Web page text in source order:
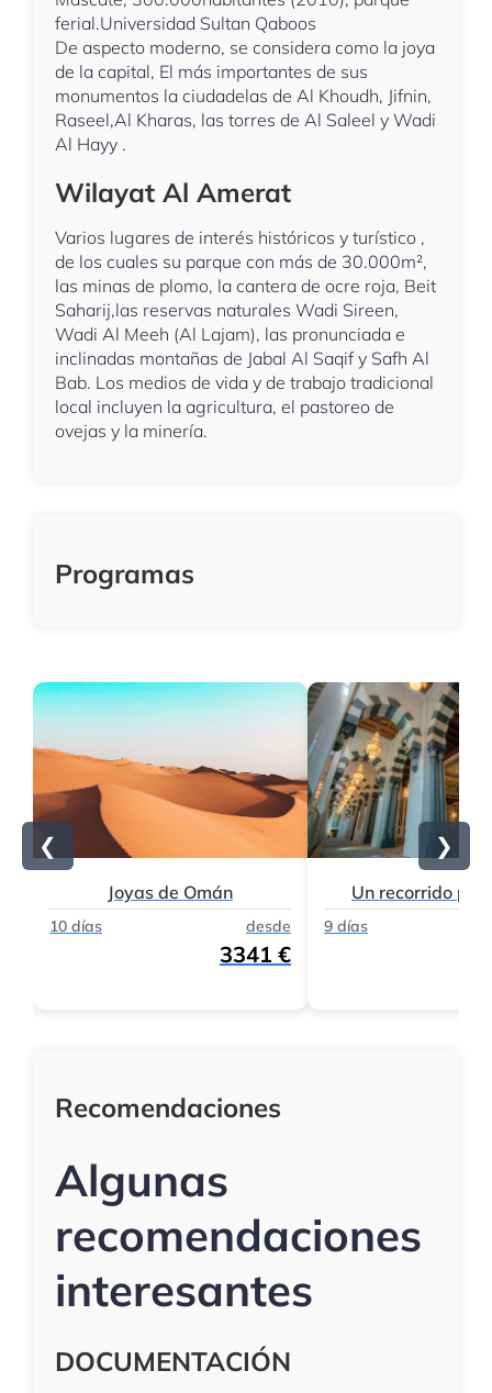
ferial.Universidad Sultan Qaboos
De aspecto moderno, se considera como la joya
de la capital, El más importantes de sus
monumentos la ciudadelas de Al Khoudh, Jifnin,
Raseel,Al Kharas, las torres de Al Saleel y Wadi
Al Hayy .
Wilayat Al Amerat
Varios lugares de interés históricos y turístico ,
de los cuales su parque con más de 30.000m²,
las minas de plomo, la cantera de ocre roja, Beit
Saharij,las reservas naturales Wadi Sireen,
Wadi Al Meeh (Al Lajam), las pronunciada e
inclinadas montañas de Jabal Al Saqif y Safh Al
Bab. Los medios de vida y de trabajo tradicional
local incluyen la agricultura, el pastoreo de
ovejas y la minería.
Programas
❮
Joyas de Omán
10 días desde
3341 €
Un recorrido por
9 días
❯
Recomendaciones
Algunas
recomendaciones
interesantes
DOCUMENTACIÓN